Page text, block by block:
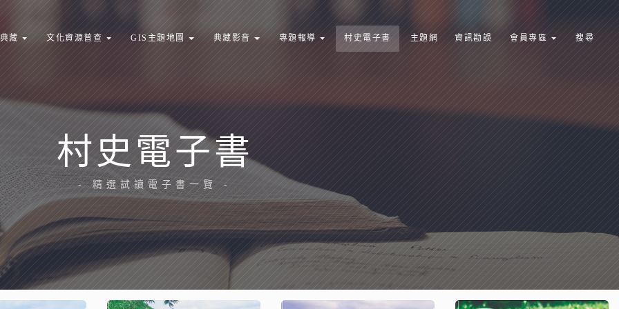
藏 文化資源普查 GIS主題地圖 典藏影音 專題報導 村史電子書 主題網 資訊勘誤 會員專區 搜尋
村史電子書
- 精選試讀電子書一覽 -